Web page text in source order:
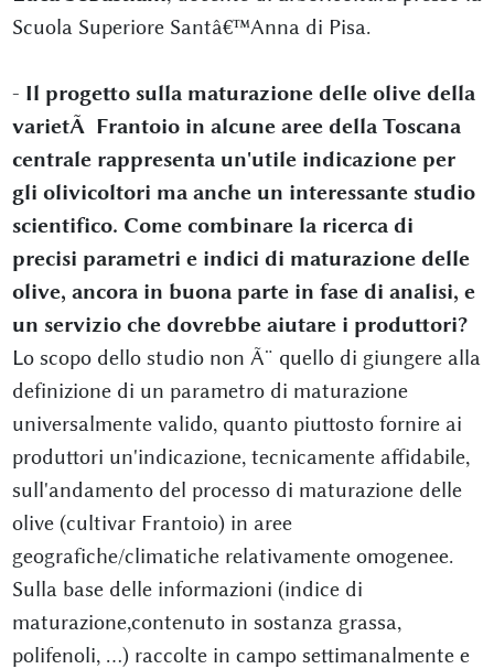
Scuola Superiore Santâ€™Anna di Pisa.
- Il progetto sulla maturazione delle olive della
varietÃ Frantoio in alcune aree della Toscana
centrale rappresenta un'utile indicazione per
gli olivicoltori ma anche un interessante studio
scientifico. Come combinare la ricerca di
precisi parametri e indici di maturazione delle
olive, ancora in buona parte in fase di analisi, e
un servizio che dovrebbe aiutare i produttori?
Lo scopo dello studio non Ã¨ quello di giungere alla
definizione di un parametro di maturazione
universalmente valido, quanto piuttosto fornire ai
produttori un'indicazione, tecnicamente affidabile,
sull'andamento del processo di maturazione delle
olive (cultivar Frantoio) in aree
geografiche/climatiche relativamente omogenee.
Sulla base delle informazioni (indice di
maturazione,contenuto in sostanza grassa,
polifenoli, ...) raccolte in campo settimanalmente e